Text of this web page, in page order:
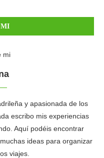
MI
y apasionada de los
escribo mis experiencias
Aquí podéis encontrar
ideas para organizar
viajes.